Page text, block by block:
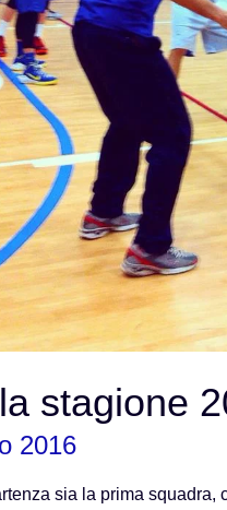
stagione
2016
sia la prima